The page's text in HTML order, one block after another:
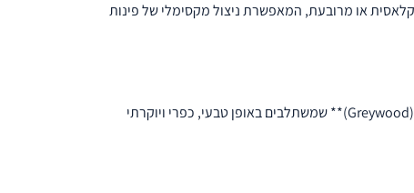
עגולה קלאסית או מרובעת, המאפשרת ניצול מקסימלי של פינות
INTEX שדרגו משמעותית את נראות המוצרים בשנים האחרונות. לצד גווני הכחול והבז' הקלאסיים, מככבים היום דגמי ה**"דמוי עץ" (Greywood)** שמשתלבים באופן טבעי, כפרי ויוקרתי